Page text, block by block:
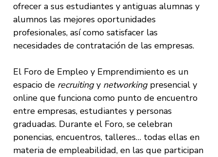
ofrecer a sus estudiantes y antiguas alumnas y
alumnos las mejores oportunidades
profesionales, así como satisfacer las
necesidades de contratación de las empresas.
El Foro de Empleo y Emprendimiento es un
espacio de recruitingy networkingpresencial y
online que funciona como punto de encuentro
entre empresas, estudiantes y personas
graduadas. Durante el Foro, se celebran
ponencias, encuentros, talleres… todas ellas en
materia de empleabilidad, en las que participan